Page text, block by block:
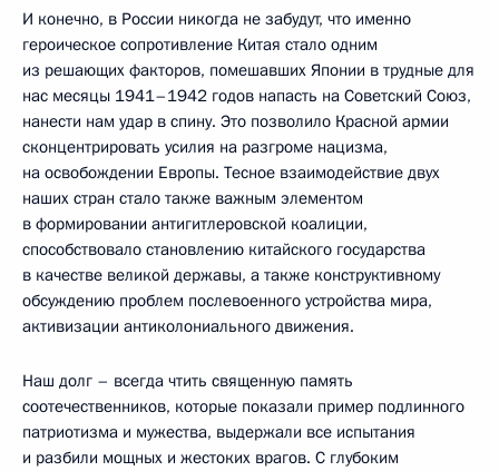
И конечно, в России никогда не забудут, что именно
героическое сопротивление Китая стало одним
из решающих факторов, помешавших Японии в трудные для
нас месяцы 1941–1942 годов напасть на Советский Союз,
нанести нам удар в спину. Это позволило Красной армии
сконцентрировать усилия на разгроме нацизма,
на освобождении Европы. Тесное взаимодействие двух
наших стран стало также важным элементом
в формировании антигитлеровской коалиции,
способствовало становлению китайского государства
в качестве великой державы, а также конструктивному
обсуждению проблем послевоенного устройства мира,
активизации антиколониального движения.
Наш долг – всегда чтить священную память
соотечественников, которые показали пример подлинного
патриотизма и мужества, выдержали все испытания
и разбили мощных и жестоких врагов. С глубоким